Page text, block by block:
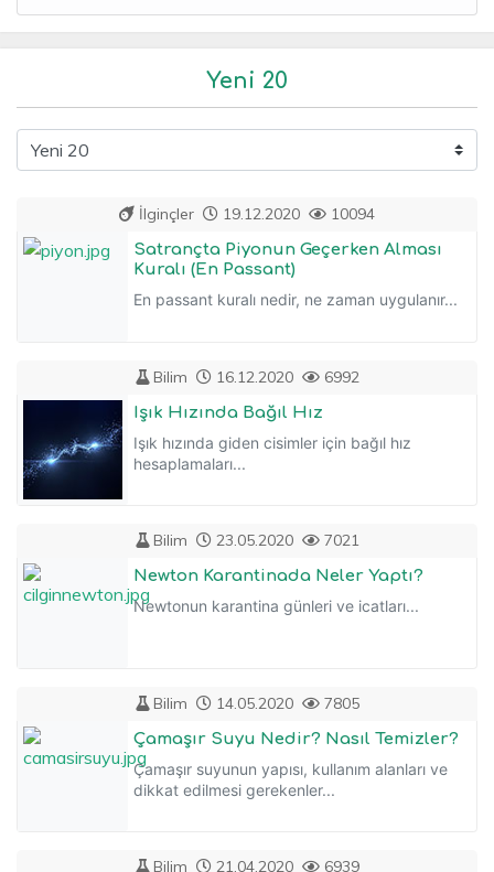
Yeni 20
İlginçler 19.12.2020 10094
Satrançta Piyonun Geçerken Alması
Kuralı (En Passant)
En passant kuralı nedir, ne zaman uygulanır...
Bilim 16.12.2020 6992
Işık Hızında Bağıl Hız
Işık hızında giden cisimler için bağıl hız
hesaplamaları...
Bilim 23.05.2020 7021
Newton Karantinada Neler Yaptı?
Newtonun karantina günleri ve icatları...
Bilim 14.05.2020 7805
Çamaşır Suyu Nedir? Nasıl Temizler?
Çamaşır suyunun yapısı, kullanım alanları ve
dikkat edilmesi gerekenler...
Bilim 21.04.2020 6939